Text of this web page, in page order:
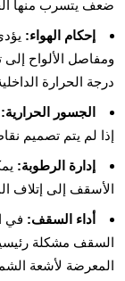
ضعف يتسرب منها
إحكام الهواء:
ومفاصل الألواح إلى
درجة الحرارة
الجسور الحرارية:
إذا لم يتم تصميم
إدارة الرطوبة:
الأسقف إلى إتلاف
أداء السقف: في
السقف مشكلة
المعرضة لأشعة